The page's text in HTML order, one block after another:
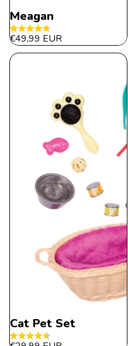
Meagan
4.8
von
Bewertungen
€49,99 EUR
Cat Pet Set
4.5